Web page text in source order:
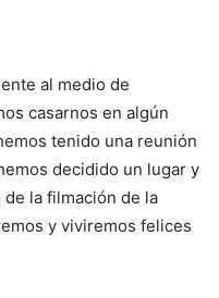
al medio de
casarnos en algún
tenido una reunión
decidido un lugar y
la filmación de la
y viviremos felices